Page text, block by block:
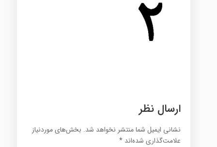
ارسال نظر
نشانی ایمیل شما منتشر نخواهد شد. بخش‌های موردنیاز
علامت‌گذاری شده‌اند *